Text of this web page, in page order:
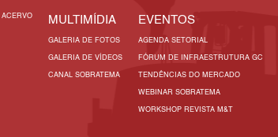
ACERVO MULTIMÍDIA
GALERIA DE FOTOS
GALERIA DE VÍDEOS
CANAL SOBRATEMA
EVENTOS
AGENDA SETORIAL
FÓRUM DE INFRAESTRUTURA GC
TENDÊNCIAS DO MERCADO
WEBINAR SOBRATEMA
WORKSHOP REVISTA M&T